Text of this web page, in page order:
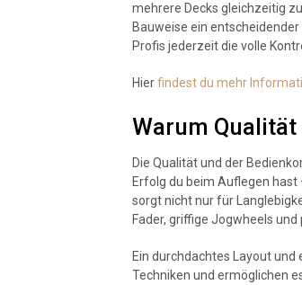
mehrere Decks gleichzeitig
Bauweise ein
Profis jederzeit die volle
Hierfindest du mehr
Warum
Die Qualität und der
Erfolg du beim Auflegen
sorgt nicht nur für
Fader, griffige Jogwheels und
Ein durchdachtes Layout
Techniken und ermöglichen